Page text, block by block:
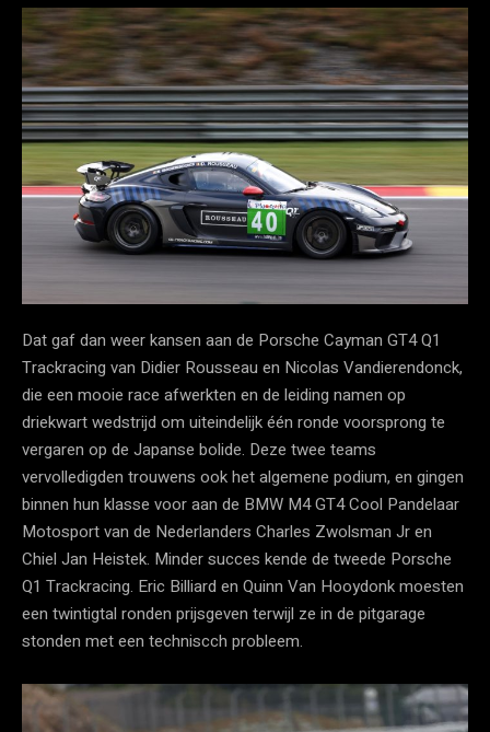
Dat gaf dan weer kansen aan de Porsche Cayman GT4 Q1
Trackracing van Didier Rousseau en Nicolas Vandierendonck,
die een mooie race afwerkten en de leiding namen op
driekwart wedstrijd om uiteindelijk één ronde voorsprong te
vergaren op de Japanse bolide. Deze twee teams
vervolledigden trouwens ook het algemene podium, en gingen
binnen hun klasse voor aan de BMW M4 GT4 Cool Pandelaar
Motosport van de Nederlanders Charles Zwolsman Jr en
Chiel Jan Heistek. Minder succes kende de tweede Porsche
Q1 Trackracing. Eric Billiard en Quinn Van Hooydonk moesten
een twintigtal ronden prijsgeven terwijl ze in de pitgarage
stonden met een techniscch probleem.